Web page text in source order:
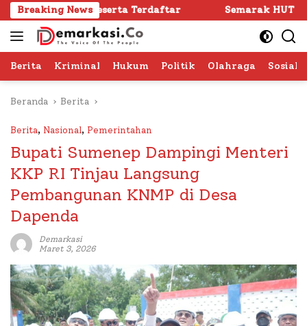
Langsung
ke
konten
Breaking News
Peserta Terdaftar Semarak HUT RI ke -81 di
Berita Kriminal Hukum Politik Olahraga Sosial
Beranda Berita
Berita, Nasional, Pemerintahan
Bupati Sumenep Dampingi Menteri
KKP RI Tinjau Langsung
Pembangunan KNMP di Desa
Dapenda
Demarkasi
Maret 3, 2026